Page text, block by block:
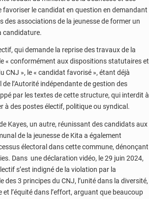
le candidat en question en demandant
des associations de la jeunesse de former un
candidature.
qui demande la reprise des travaux de la
« conformément aux dispositions statutaires et
CNJ », le « candidat favorisé », étant déjà
de l’Autorité indépendante de gestion des
par les textes de cette structure, qui interdit à
à des postes électif, politique ou syndical.
Kayes, un autre, réunissant des candidats aux
de la jeunesse de Kita a également
électoral dans cette commune, dénonçant
Dans une déclaration vidéo, le 29 juin 2024,
s’est indigné de la violation par la
des 3 principes du CNJ, l’unité dans la diversité,
l’équité dans l’effort, arguant que beaucoup